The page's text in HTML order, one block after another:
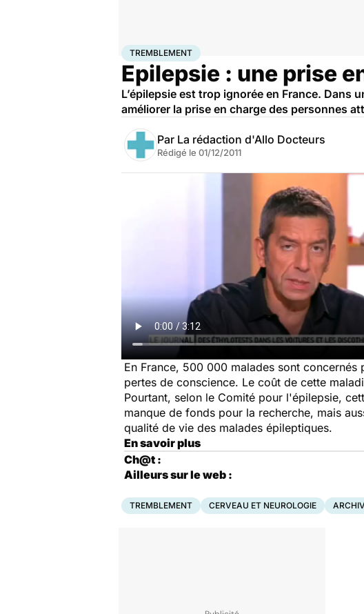
AccueilSantéMaladies
TREMBLEMENT
Epilepsie : une prise
L’épilepsie est trop ignorée en France. Dans
améliorer la prise en charge des personnes
Par La rédaction d'Allo Docteurs
Rédigé le 01/12/2011
En France, 500 000 malades sont
pertes de conscience. Le coût de cette
Pourtant, selon le Comité pour l'épilepsie,
manque de fonds pour la recherche, mais
qualité de vie des malades épileptiques.
En savoir plus
Ch@t :
Ailleurs sur le web :
TREMBLEMENT CERVEAU ET NEUROLOGIE